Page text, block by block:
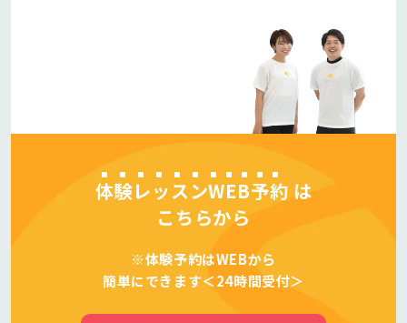
体験レッスンWEB予約 は
こちらから
※体験予約はWEBから
簡単にできます＜24時間受付＞